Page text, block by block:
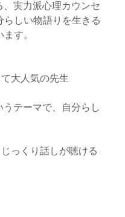
実力派心理カウンセ
らしい物語りを生きる
す。
大人気の先生
うテーマで、自分らし
っくり話しが聴ける